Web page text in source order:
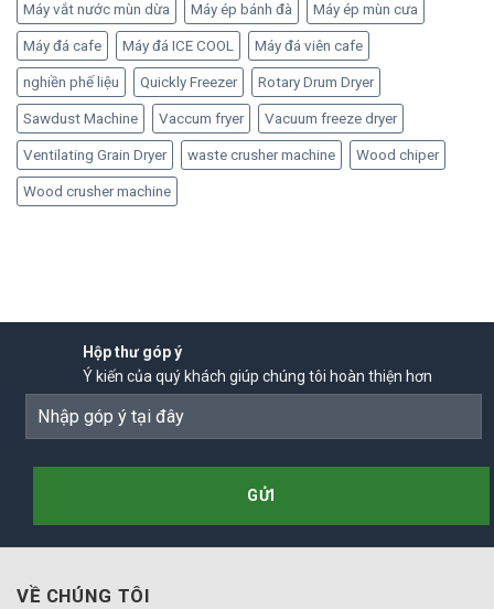
Máy vắt nước mùn dừa Máy ép bánh đà Máy ép mùn cưa
Máy đá cafe Máy đá ICE COOL Máy đá viên cafe
nghiền phế liệu Quickly Freezer Rotary Drum Dryer
Sawdust Machine Vaccum fryer Vacuum freeze dryer
Ventilating Grain Dryer waste crusher machine Wood chiper
Wood crusher machine
Hộp thư góp ý
Ý kiến của quý khách giúp chúng tôi hoàn thiện hơn
VỀ CHÚNG TÔI